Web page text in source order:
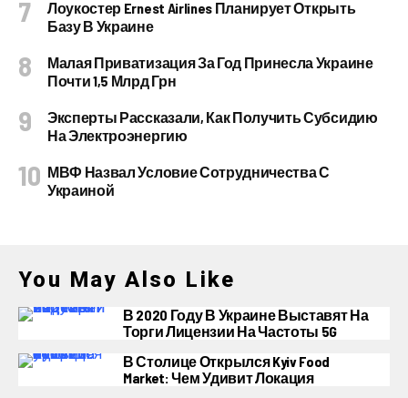
Лоукостер Ernest Airlines Планирует Открыть
Базу В Украине
Малая Приватизация За Год Принесла Украине
Почти 1,5 Млрд Грн
Эксперты Рассказали, Как Получить Субсидию
На Электроэнергию
МВФ Назвал Условие Сотрудничества С
Украиной
You May Also Like
В 2020 Году В Украине Выставят На
Торги Лицензии На Частоты 5G
В Столице Открылся Kyiv Food
Market: Чем Удивит Локация